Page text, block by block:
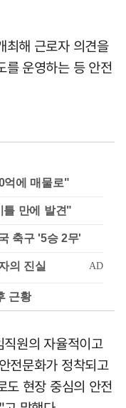
최해 근로자 의견을
를 운영하는 등 안전
억에 매물로"
틀 만에 발견"
축구 '5승 2무'
근황
원의 자율적이고
전문화가 정착되고
현장 중심의 안전